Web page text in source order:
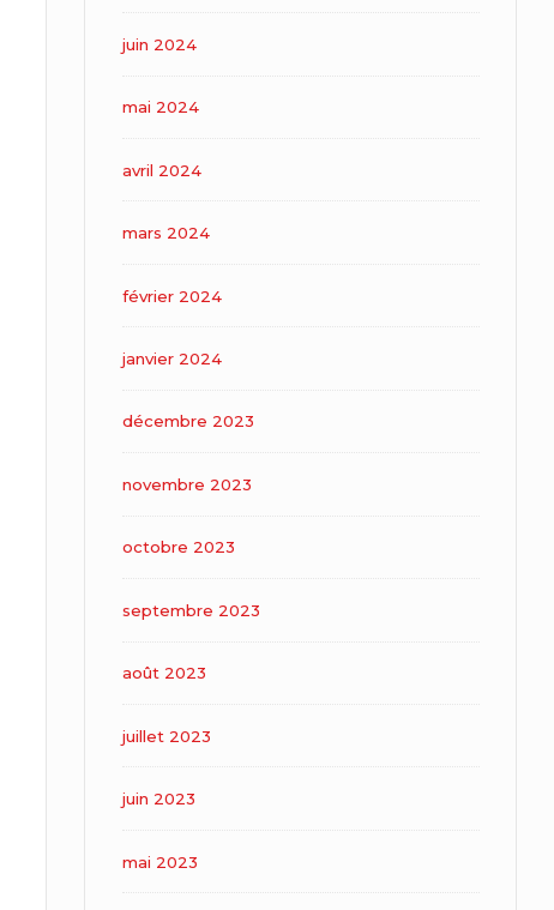
juin 2024
mai 2024
avril 2024
mars 2024
février 2024
janvier 2024
décembre 2023
novembre 2023
octobre 2023
septembre 2023
août 2023
juillet 2023
juin 2023
mai 2023